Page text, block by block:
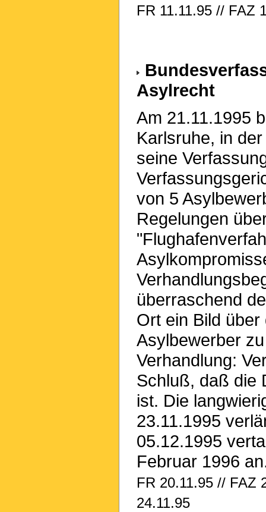
FR 11.11.95 // FAZ
Asylrecht
Am 21.11.1995
Karlsruhe, in
seine
von 5
Regelungen
überraschend
Ort ein Bild
Asylbewerber
Verhandlung:
Schluß, daß die
ist. Die
23.11.1995
05.12.1995
Februar 1996
FR 20.11.95 // FAZ
24.11.95